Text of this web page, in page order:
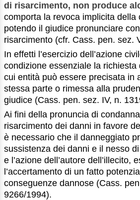
di risarcimento, non produce
comporta la revoca implicita della
potendo il giudice pronunciare
risarcimento (cfr. Cass. pen. sez.
In effetti l’esercizio dell’azione
condizione essenziale la richiesta
cui entità può essere precisata in
stessa parte o rimessa alla
giudice (Cass. pen. sez. IV, n.
Ai fini della pronuncia di
risarcimento dei danni in favore
è necessario che il danneggiato
sussistenza dei danni e il nesso
e l’azione dell’autore dell’illecito,
l’accertamento di un fatto
conseguenze dannose (Cass.
9266/1994).